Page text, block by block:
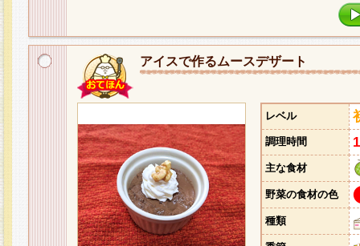
アイスで作るムースデザート
レベル
調理時間
主な食材
野菜の食材の色
種類